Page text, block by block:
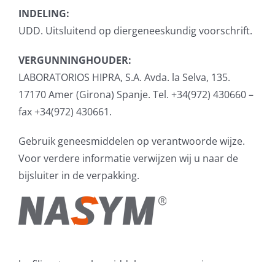
INDELING:
UDD. Uitsluitend op diergeneeskundig voorschrift.
VERGUNNINGHOUDER:
LABORATORIOS HIPRA, S.A. Avda. la Selva, 135.
17170 Amer (Girona) Spanje. Tel. +34(972) 430660 –
fax +34(972) 430661.
Gebruik geneesmiddelen op verantwoorde wijze.
Voor verdere informatie verwijzen wij u naar de
bijsluiter in de verpakking.